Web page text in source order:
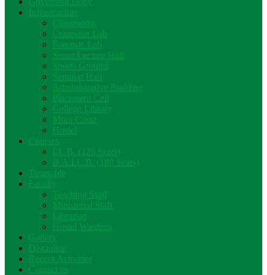
Infrastructure
Classrooms
Computer Lab
Forensic Lab
Smart Lecture Hall
Sports Ground
Seminar Hall
Administrative Building
Placement Cell
College Library
Moot Court
Hostel
Courses
LL.B. (120 Seats)
B.A.LL.B. (180 Seats)
Timetable
Faculty
Teaching Staff
Ministerial Staff
Librarian
Hostel Wardens
Gallery
Discipline
Recent Activities
Contact us